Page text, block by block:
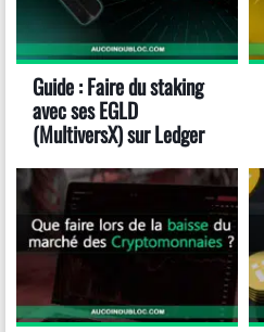
Guide : Faire du staking
avec ses EGLD
(MultiversX) sur Ledger